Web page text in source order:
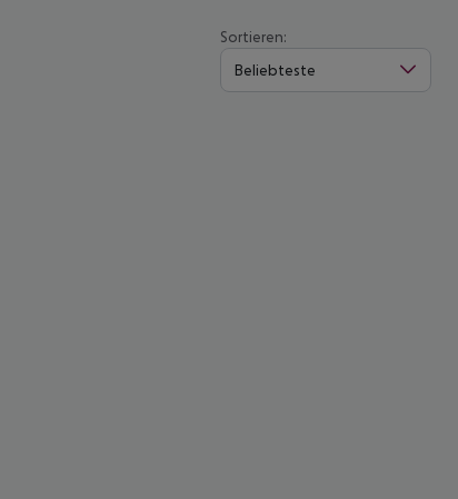
Sortieren:
Beliebteste